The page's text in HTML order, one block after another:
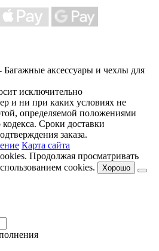
аксессуары и чехлы для
исключительно
и ни при каких условиях не
определяемой положениями
Сроки доставки
заказа.
Карта сайта
Продолжая просматривать
cookies.
Хорошо